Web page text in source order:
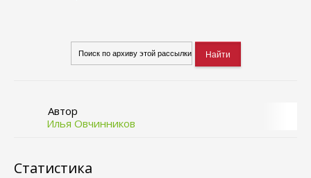
Автор
Илья Овчинников
Статистика